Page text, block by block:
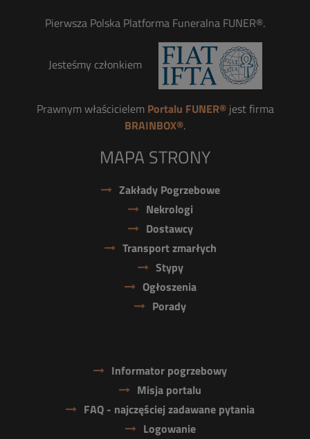
Pierwsza Polska Platforma Funeralna FUNER®.
Jesteśmy członkiem
Prawnym właścicielem Portalu FUNER®jest firma
BRAINBOX®.
MAPA STRONY
Zakłady Pogrzebowe
Nekrologi
Dostawcy
Transport zmarłych
Stypy
Ogłoszenia
Porady
Informator pogrzebowy
Misja portalu
FAQ - najczęściej zadawane pytania
Logowanie